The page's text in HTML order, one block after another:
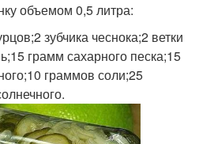
объемом 0,5 литра:
зубчика чеснока;2 ветки
грамм сахарного песка;15
граммов соли;25